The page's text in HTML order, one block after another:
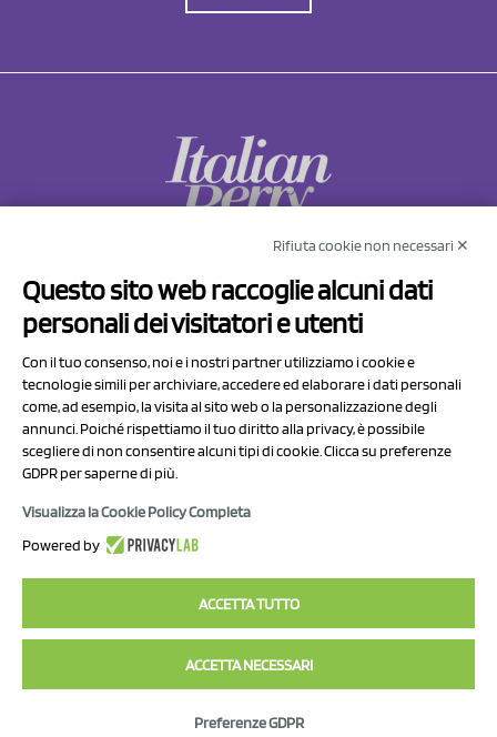
Via Prov.le Sassuolo Vignola 315/1
41057 Spilamberto (MO)
P.I/C.F. 01041460369
REA: MO 208553
Capitale sociale Euro 50.000,00 i.v.
Rifiuta cookie non necessari ✕
Questo sito web raccoglie alcuni dati
personali dei visitatori e utenti
Con il tuo consenso, noi e i nostri partner utilizziamo i cookie e
tecnologie simili per archiviare, accedere ed elaborare i dati personali
come, ad esempio, la visita al sito web o la personalizzazione degli
annunci. Poiché rispettiamo il tuo diritto alla privacy, è possibile
scegliere di non consentire alcuni tipi di cookie. Clicca su preferenze
GDPR per saperne di più.
Visualizza la Cookie Policy Completa
Powered by
ACCETTA TUTTO
ACCETTA NECESSARI
Preferenze GDPR